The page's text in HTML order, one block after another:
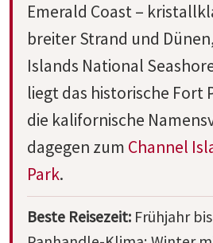
Emerald Coast –
breiter Strand und
Islands National
liegt das historische Fort
die kalifornische
dagegen zum Channel
Park.
Beste Reisezeit: Frühjahr